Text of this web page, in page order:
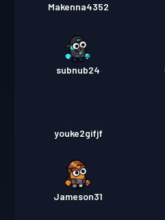
Makenna4352
subnub24
youke2gifjf
Jameson31